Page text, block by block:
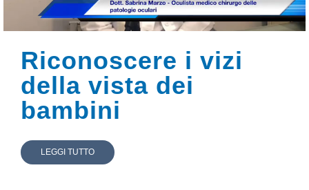
Riconoscere i vizi
della vista dei
bambini
LEGGI TUTTO